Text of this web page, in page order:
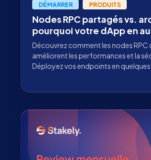
DÉMARRER PRODUITS
Nodes RPC partagés vs.
pourquoi votre dApp en
besoin en 2026
Découvrez comment les nodes RPC
améliorent les performances et la
Déployez vos endpoints en